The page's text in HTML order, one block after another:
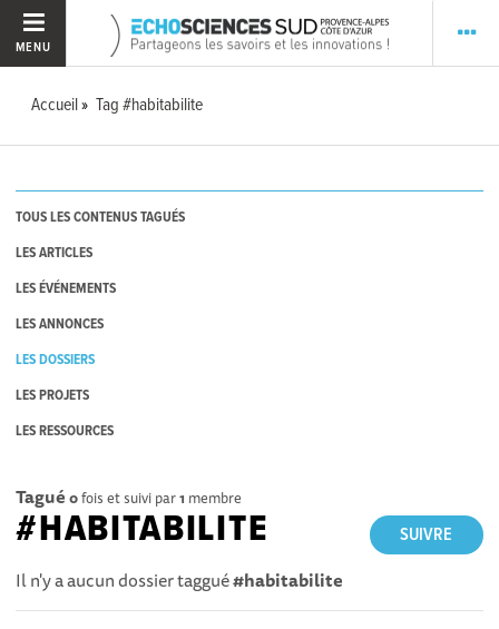
MENU
Accueil Tag #habitabilite
TOUS LES CONTENUS TAGUÉS
LES ARTICLES
LES ÉVÉNEMENTS
LES ANNONCES
LES DOSSIERS
LES PROJETS
LES RESSOURCES
Tagué 0fois et suivi par1 membre
SUIVRE
#HABITABILITE
Il n'y a aucun dossier taggué#habitabilite